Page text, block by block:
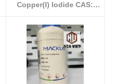
Copper(I) Iodide CAS: